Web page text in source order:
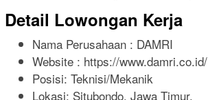
Detail Lowongan Kerja
Nama Perusahaan : DAMRI
Website : https://www.damri.co.id/
Posisi: Teknisi/Mekanik
Lokasi: Situbondo, Jawa Timur.